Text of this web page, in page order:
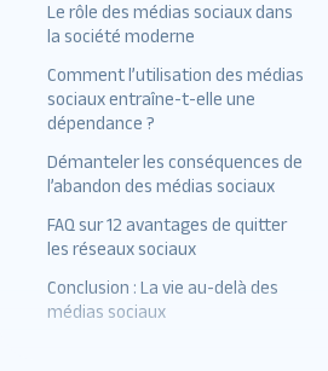
Productivité accrue
Qualité Sommeil
Augmentation de la
d’attention
Moins de stress et d’anxiété
Image corporelle améliorée
et estime de soi
Le rôle des médias sociaux dans
la société moderne
Comment l’utilisation des médias
sociaux entraîne-t-elle une
dépendance ?
Démanteler les conséquences de
l’abandon des médias sociaux
Abordons maintenant
quelques FAQ sur l’abandon
des réseaux sociaux :
FAQ sur 12 avantages de quitter
les réseaux sociaux
Quelle est la raison pour
laquelle les médias sociaux
Conclusion : La vie au-delà des
médias sociaux